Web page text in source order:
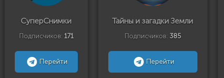
СуперСнимки
Подписчиков: 171
Перейти
Тайны и загадки Земли
Подписчиков: 385
Перейти